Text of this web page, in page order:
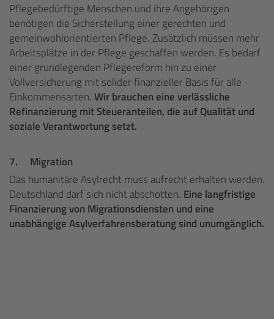
Pflegebedürftige Menschen und ihre Angehörigen
benötigen die Sicherstellung einer gerechten und
gemeinwohlorientierten Pflege. Zusätzlich müssen mehr
Arbeitsplätze in der Pflege geschaffen werden. Es bedarf
einer grundlegenden Pflegereform hin zu einer
Vollversicherung mit solider finanzieller Basis für alle
Einkommensarten.Wir brauchen eine verlässliche
Refinanzierung mit Steueranteilen, die auf Qualität und
soziale Verantwortung setzt.
7. Migration
Das humanitäre Asylrecht muss aufrecht erhalten werden.
Deutschland darf sich nicht abschotten. Eine langfristige
Finanzierung von Migrationsdiensten und eine
unabhängige Asylverfahrensberatung sind unumgänglich.